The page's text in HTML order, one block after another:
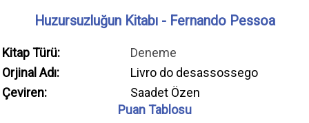
Huzursuzluğun Kitabı - Fernando Pessoa
Kitap Türü:
Deneme
Orjinal Adı:
Livro do desassossego
Çeviren:
Saadet Özen
Puan Tablosu